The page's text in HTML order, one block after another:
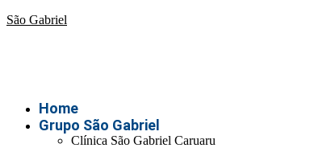
São Gabriel
Home
Grupo São Gabriel
Clínica São Gabriel Caruaru